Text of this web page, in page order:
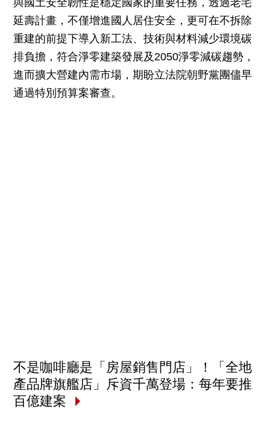
與國土安全韌性是穩定國家的重要任務，透過老宅
延壽計畫，不僅增進國人居住安全，更可在不拆除
重建的前提下導入新工法、技術與材料減少環境碳
排負擔，符合淨零建築發展及2050淨零減碳趨勢，
進而擴大營建內需市場，期盼立法院朝野黨團儘早
通過特別預算案審查。
不是咖啡廳是「房屋銷售門店」！「全地
產品牌旗艦店」斥資千萬登場：每年要推
百億建案